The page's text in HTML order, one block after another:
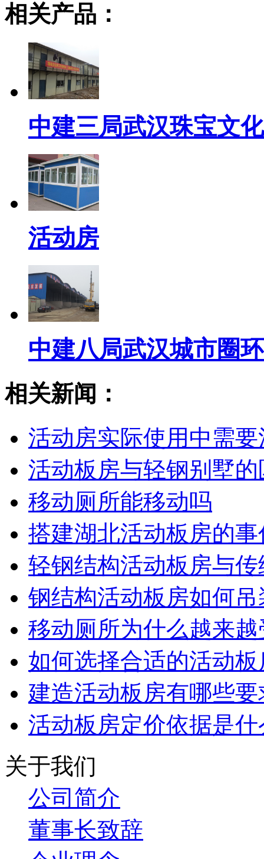
相关产品：
中建三局武汉珠宝文化
活动房
中建八局武汉城市圈环
相关新闻：
活动房实际使用中需
活动板房与轻钢别墅的
移动厕所能移动吗
搭建湖北活动板房的
轻钢结构活动板房与
钢结构活动板房如何吊
移动厕所为什么越来越
如何选择合适的活动板
建造活动板房有哪些要
活动板房定价依据是什
关于我们
公司简介
董事长致辞